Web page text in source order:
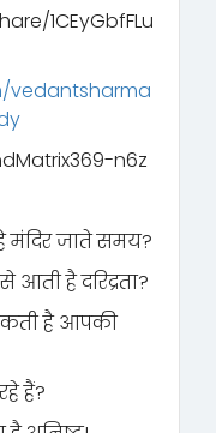
1CEyGbfFLu
vedantsharma
n6z‬
मंदिर जाते समय?
है दरिद्रता?
है आपकी
हैं?